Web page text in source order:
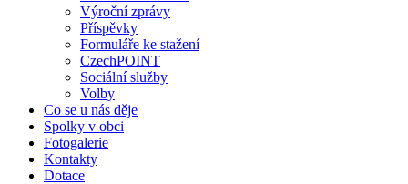
Výroční zprávy
Příspěvky
Formuláře ke stažení
CzechPOINT
Sociální služby
Volby
Co se u nás děje
Spolky v obci
Fotogalerie
Kontakty
Dotace